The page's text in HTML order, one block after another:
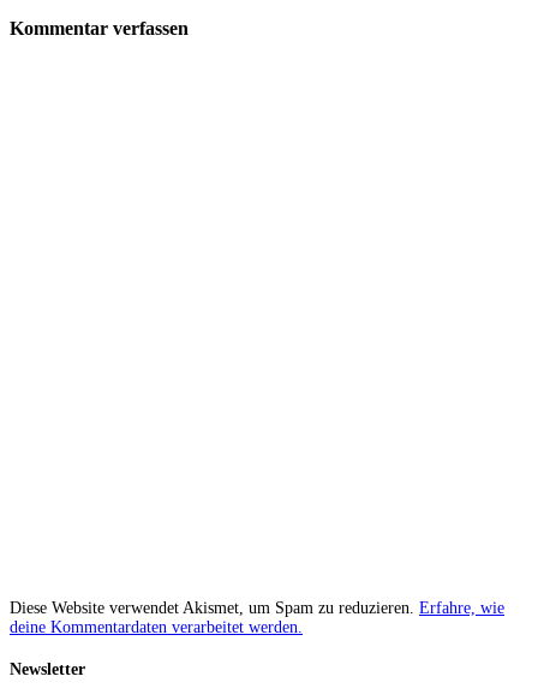
Kommentar verfassen
Diese Website verwendet Akismet, um Spam zu reduzieren. Erfahre, wie
deine Kommentardaten verarbeitet werden.
Newsletter